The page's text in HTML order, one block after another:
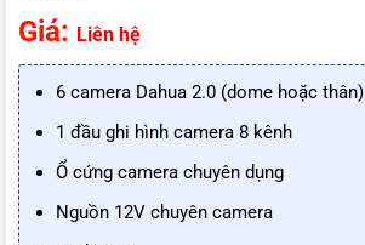
Giá: Liên hệ
6 camera Dahua 2.0 (dome hoặc thân)
1 đầu ghi hình camera 8 kênh
Ổ cứng camera chuyên dụng
Nguồn 12V chuyên camera